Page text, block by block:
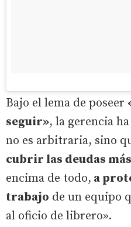
Bajo el lema de poseer
seguir», la gerencia
no es arbitraria, sino
cubrir las deudas
encima de todo, a
trabajo de un equipo
al oficio de librero».